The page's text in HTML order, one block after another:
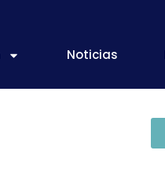
Noticias